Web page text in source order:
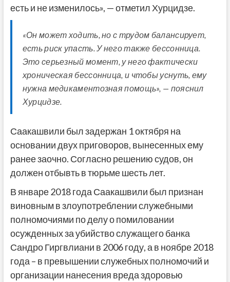
есть и не изменилось», — отметил Хурцидзе.
«Он может ходить, но с трудом балансирует,
есть риск упасть. У него также бессонница.
Это серьезный момент, у него фактически
хроническая бессонница, и чтобы уснуть, ему
нужна медикаментозная помощь», — пояснил
Хурцидзе.
Саакашвили был задержан 1 октября на
основании двух приговоров, вынесенных ему
ранее заочно. Согласно решению судов, он
должен отбывть в тюрьме шесть лет.
В январе 2018 года Саакашвили был признан
виновным в злоупотреблении служебными
полномочиями по делу о помиловании
осужденных за убийство служащего банка
Сандро Гиргвлиани в 2006 году, а в ноябре 2018
года – в превышении служебных полномочий и
организации нанесения вреда здоровью